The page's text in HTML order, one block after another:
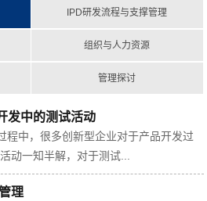
IPD研发流程与支撑管理
组织与人力资源
管理探讨
发中的测试活动
程中，很多创新型企业对于产品开发过
动一知半解，对于测试...
理